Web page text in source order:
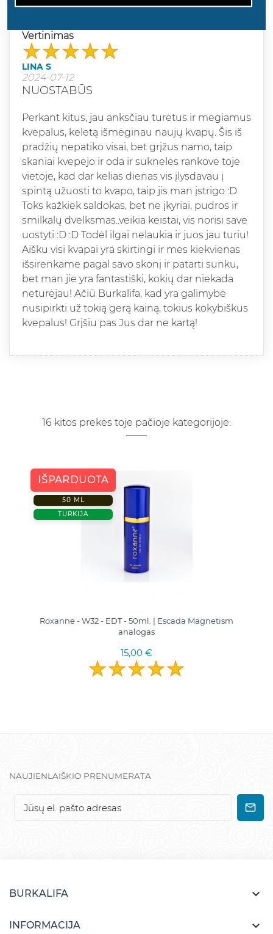
Vertinimas
LINA S
2024-07-12
NUOSTABŪS
Perkant kitus, jau anksčiau turėtus ir mėgiamus
kvepalus, keletą išmėginau naujų kvapų. Šis iš
pradžių nepatiko visai, bet grįžus namo, taip
skaniai kvepėjo ir oda ir suknelės rankovė toje
vietoje, kad dar kelias dienas vis įlysdavau į
spintą užuosti to kvapo, taip jis man įstrigo :D
Toks kažkiek saldokas, bet ne įkyriai, pudros ir
smilkalų dvelksmas..veikia keistai, vis norisi save
uostyti :D :D Todėl ilgai nelaukia ir juos jau turiu!
Aišku visi kvapai yra skirtingi ir mes kiekvienas
išsirenkame pagal savo skonį ir patarti sunku,
bet man jie yra fantastiški, kokių dar niekada
neturėjau! Ačiū Burkalifa, kad yra galimybė
nusipirkti už tokią gerą kainą, tokius kokybiškus
kvepalus! Grįšiu pas Jus dar ne kartą!
16 kitos prekės toje pačioje kategorijoje:
IŠPARDUOTA
50 ML
TURKIJA
Roxanne - W32 - EDT - 50ml. | Escada Magnetism
analogas
15,00 €
NAUJIENLAIŠKIO PRENUMERATA
BURKALIFA 
INFORMACIJA 